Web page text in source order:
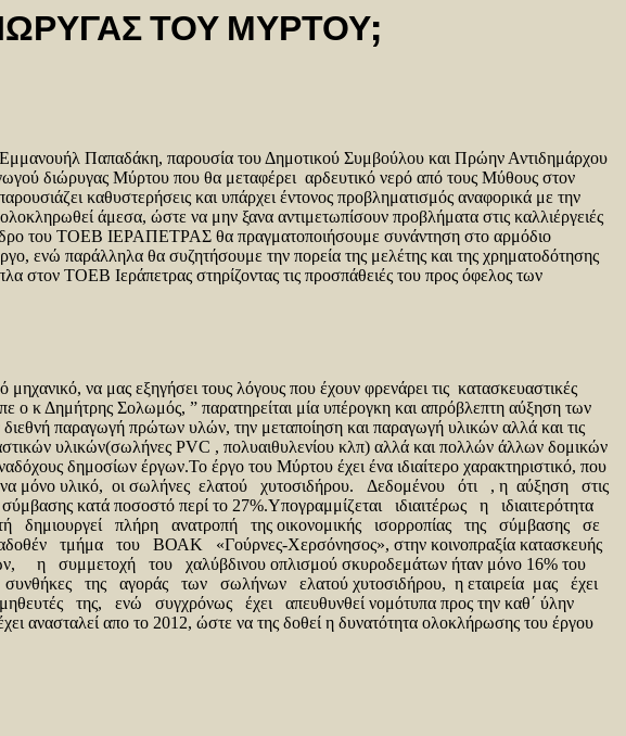
ΤΟΥ ΜΥΡΤΟΥ;
Παπαδάκη, παρουσία του Δημοτικού Συμβούλου και Πρώην Αντιδημάρχου
διώρυγας Μύρτου που θα μεταφέρει αρδευτικό νερό από τους Μύθους στον
καθυστερήσεις και υπάρχει έντονος προβληματισμός αναφορικά με την
άμεσα, ώστε να μην ξανα αντιμετωπίσουν προβλήματα στις καλλιέργειές
του ΤΟΕΒ ΙΕΡΑΠΕΤΡΑΣ θα πραγματοποιήσουμε συνάντηση στο αρμόδιο
ενώ παράλληλα θα συζητήσουμε την πορεία της μελέτης και της χρηματοδότησης
ΤΟΕΒ Ιεράπετρας στηρίζοντας τις προσπάθειές του προς όφελος των
να μας εξηγήσει τους λόγους που έχουν φρενάρει τις κατασκευαστικές
ο κ Δημήτρης Σολωμός, ” παρατηρείται μία υπέρογκη και απρόβλεπτη αύξηση των
παραγωγή πρώτων υλών, την μεταποίηση και παραγωγή υλικών αλλά και τις
υλικών(σωλήνες PVC , πολυαιθυλενίου κλπ) αλλά και πολλών άλλων δομικών
δημοσίων έργων.Το έργο του Μύρτου έχει ένα ιδιαίτερο χαρακτηριστικό, που
ένα μόνο υλικό, οι σωλήνες ελατού χυτοσιδήρου. Δεδομένου ότι , η αύξηση στις
κατά ποσοστό περί το 27%.Υπογραμμίζεται ιδιαιτέρως η ιδιαιτερότητα
πλήρη ανατροπή της οικονομικής ισορροπίας της σύμβασης σε
τμήμα του ΒΟΑΚ «Γούρνες-Χερσόνησος», στην κοινοπραξία κατασκευής
η συμμετοχή του χαλύβδινου οπλισμού σκυροδεμάτων ήταν μόνο 16% του
συνθήκες της αγοράς των σωλήνων ελατού χυτοσιδήρου, η εταιρεία μας έχει
της, ενώ συγχρόνως έχει απευθυνθεί νομότυπα προς την καθ΄ ύλην
ανασταλεί απο το 2012, ώστε να της δοθεί η δυνατότητα ολοκλήρωσης του έργου